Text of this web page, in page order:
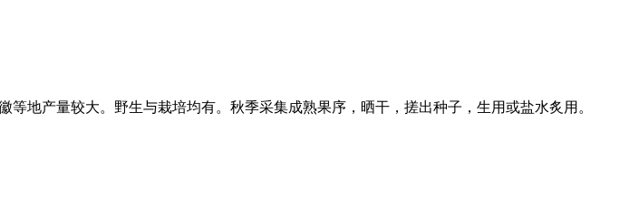
地产量较大。野生与栽培均有。秋季采集成熟果序，晒干，搓出种子，生用或盐水炙用。